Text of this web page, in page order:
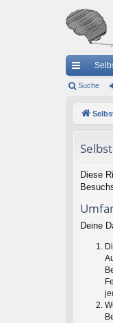
chSuche
Diese
Deine